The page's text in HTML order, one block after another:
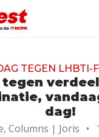
TEGEN LHBTI-
dag!
Columns | Joris •